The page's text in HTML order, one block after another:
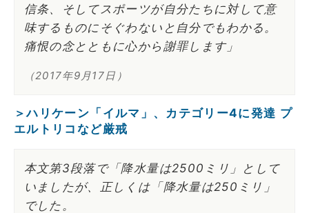
信条、そしてスポーツが自分たちに対して意
味するものにそぐわないと自分でもわかる。
痛恨の念とともに心から謝罪します」
（2017年9月17日）
＞ハリケーン「イルマ」、カテゴリー4に発達 プ
エルトリコなど厳戒
本文第3段落で「降水量は2500ミリ」として
いましたが、正しくは「降水量は250ミリ」
でした。